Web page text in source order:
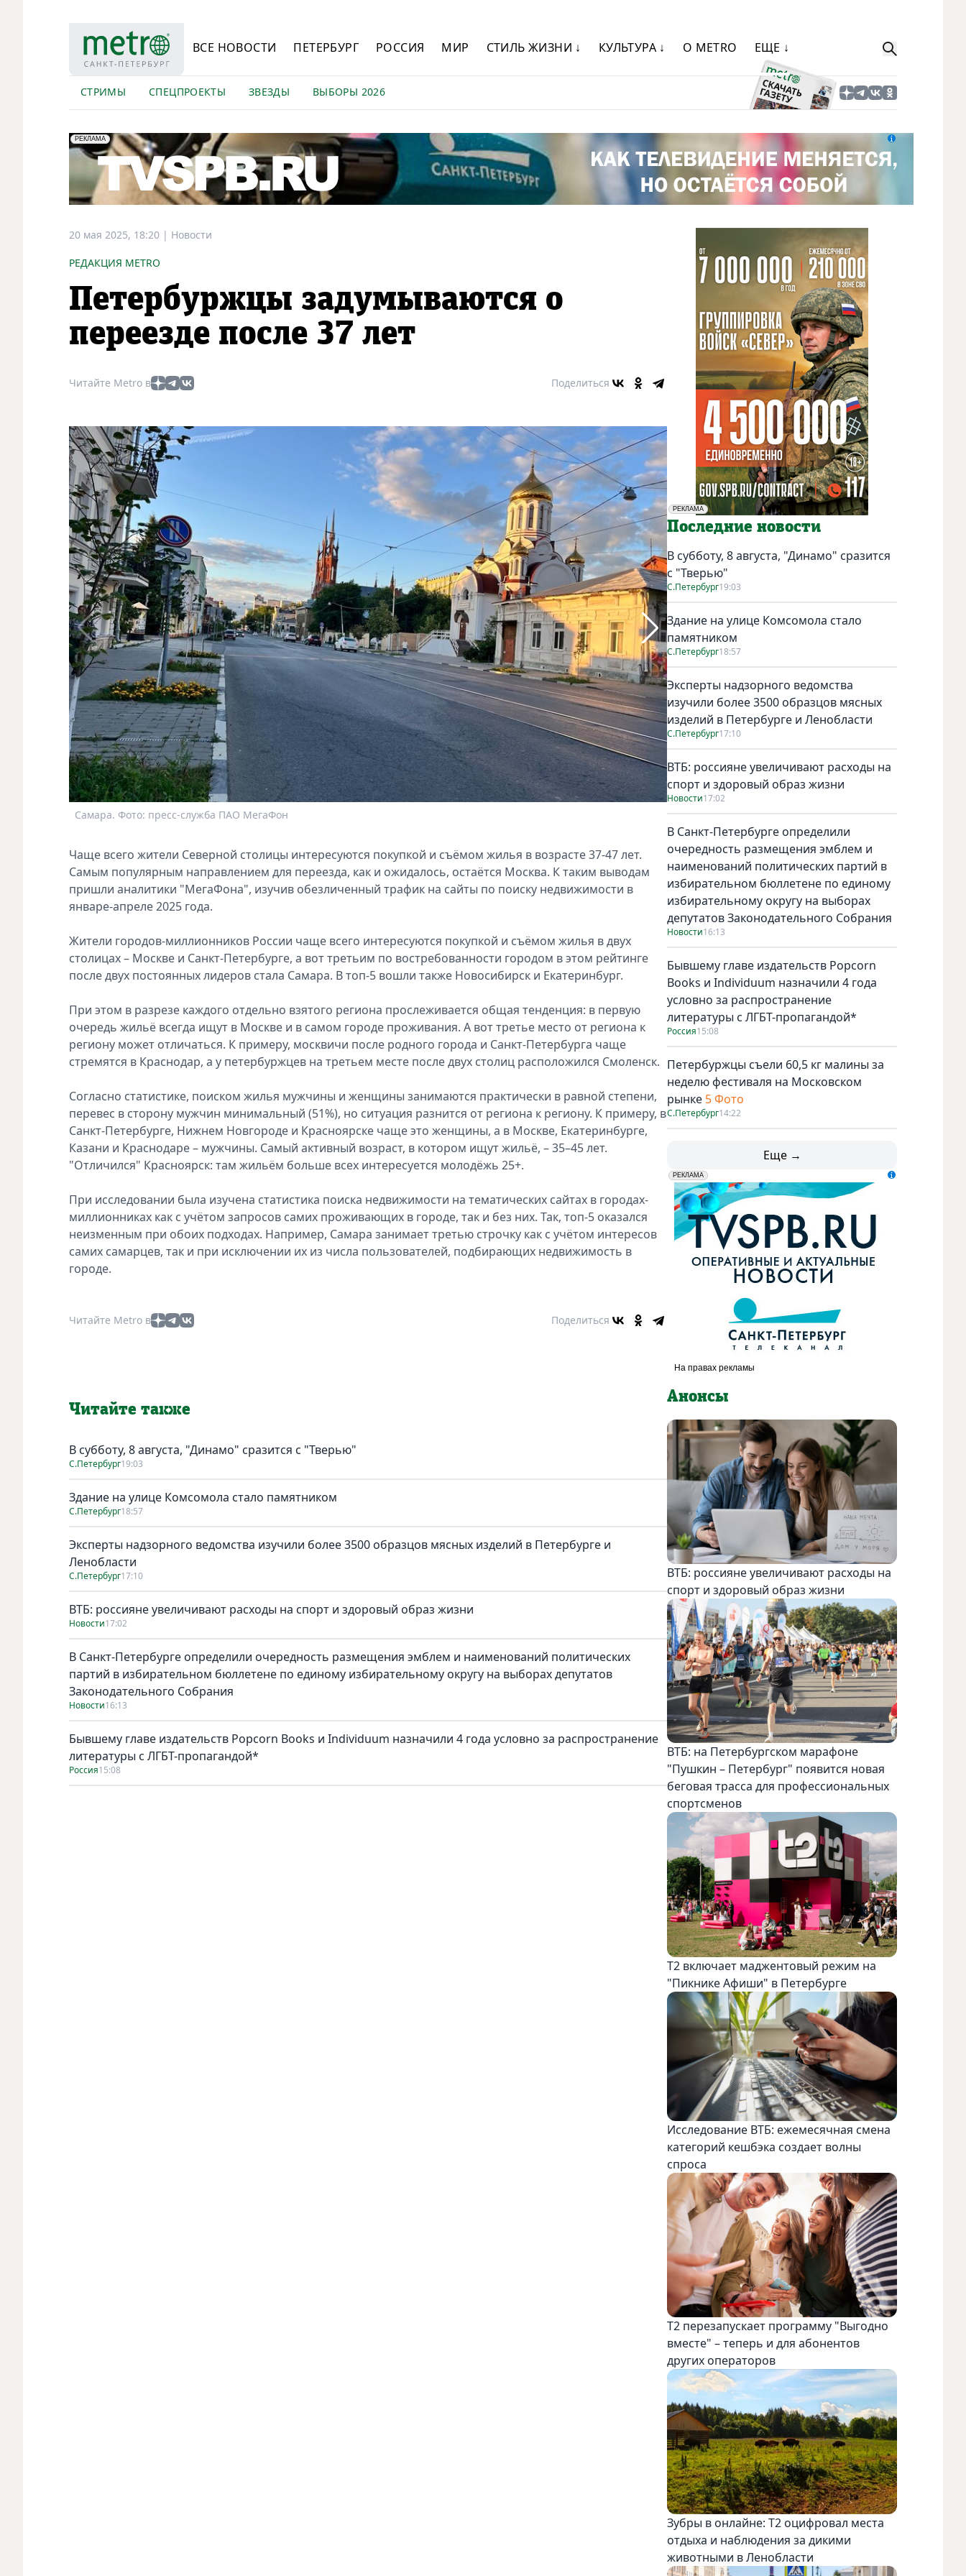
ВСЕ НОВОСТИ ПЕТЕРБУРГ РОССИЯ МИР СТИЛЬ ЖИЗНИ ↓ КУЛЬТУРА ↓ О METRO ЕЩЕ ↓
СТРИМЫ СПЕЦПРОЕКТЫ ЗВЕЗДЫ ВЫБОРЫ 2026
erid: LdtCK5Efv
РЕКЛАМА
АО "ГАТР", ИНН: 7841320717
20 мая 2025, 18:20 | Новости
РЕДАКЦИЯ METRO
Петербуржцы задумываются о
переезде после 37 лет
Читайте Metro в Поделиться
Самара. Фото: пресс-служба ПАО МегаФон Самара. Фото: пресс-служба ПАО МегаФон
Чаще всего жители Северной столицы интересуются покупкой и съёмом жилья в возрасте 37-47 лет.
Самым популярным направлением для переезда, как и ожидалось, остаётся Москва. К таким выводам
пришли аналитики "МегаФона", изучив обезличенный трафик на сайты по поиску недвижимости в
январе-апреле 2025 года.
Жители городов-миллионников России чаще всего интересуются покупкой и съёмом жилья в двух
столицах – Москве и Санкт-Петербурге, а вот третьим по востребованности городом в этом рейтинге
после двух постоянных лидеров стала Самара. В топ-5 вошли также Новосибирск и Екатеринбург.
При этом в разрезе каждого отдельно взятого региона прослеживается общая тенденция: в первую
очередь жильё всегда ищут в Москве и в самом городе проживания. А вот третье место от региона к
региону может отличаться. К примеру, москвичи после родного города и Санкт-Петербурга чаще
стремятся в Краснодар, а у петербуржцев на третьем месте после двух столиц расположился Смоленск.
Согласно статистике, поиском жилья мужчины и женщины занимаются практически в равной степени,
перевес в сторону мужчин минимальный (51%), но ситуация разнится от региона к региону. К примеру, в
Санкт-Петербурге, Нижнем Новгороде и Красноярске чаще это женщины, а в Москве, Екатеринбурге,
Казани и Краснодаре – мужчины. Самый активный возраст, в котором ищут жильё, – 35–45 лет.
"Отличился" Красноярск: там жильём больше всех интересуется молодёжь 25+.
При исследовании была изучена статистика поиска недвижимости на тематических сайтах в городах-
миллионниках как с учётом запросов самих проживающих в городе, так и без них. Так, топ-5 оказался
неизменным при обоих подходах. Например, Самара занимает третью строчку как с учётом интересов
самих самарцев, так и при исключении их из числа пользователей, подбирающих недвижимость в
городе.
Читайте Metro в Поделиться
Читайте также
В субботу, 8 августа, "Динамо" сразится с "Тверью"
С.Петербург19:03
Здание на улице Комсомола стало памятником
С.Петербург18:57
Эксперты надзорного ведомства изучили более 3500 образцов мясных изделий в Петербурге и
Ленобласти
С.Петербург17:10
ВТБ: россияне увеличивают расходы на спорт и здоровый образ жизни
Новости17:02
В Санкт-Петербурге определили очередность размещения эмблем и наименований политических
партий в избирательном бюллетене по единому избирательному округу на выборах депутатов
Законодательного Собрания
Новости16:13
Бывшему главе издательств Popcorn Books и Individuum назначили 4 года условно за распространение
литературы с ЛГБТ-пропагандой*
Россия15:08
РЕКЛАМА
Социальная реклама
Последние новости
В субботу, 8 августа, "Динамо" сразится
с "Тверью"
С.Петербург19:03
Здание на улице Комсомола стало
памятником
С.Петербург18:57
Эксперты надзорного ведомства
изучили более 3500 образцов мясных
изделий в Петербурге и Ленобласти
С.Петербург17:10
ВТБ: россияне увеличивают расходы на
спорт и здоровый образ жизни
Новости17:02
В Санкт-Петербурге определили
очередность размещения эмблем и
наименований политических партий в
избирательном бюллетене по единому
избирательному округу на выборах
депутатов Законодательного Собрания
Новости16:13
Бывшему главе издательств Popcorn
Books и Individuum назначили 4 года
условно за распространение
литературы с ЛГБТ-пропагандой*
Россия15:08
Петербуржцы съели 60,5 кг малины за
неделю фестиваля на Московском
рынке 5 Фото
С.Петербург14:22
Еще →
erid: LdtCK5udn
РЕКЛАМА
АО "ГАТР", ИНН: 7841320717
Анонсы
ВТБ: россияне увеличивают расходы на
спорт и здоровый образ жизни
ВТБ: на Петербургском марафоне
"Пушкин – Петербург" появится новая
беговая трасса для профессиональных
спортсменов
Т2 включает маджентовый режим на
"Пикнике Афиши" в Петербурге
Исследование ВТБ: ежемесячная смена
категорий кешбэка создает волны
спроса
Т2 перезапускает программу "Выгодно
вместе" – теперь и для абонентов
других операторов
Зубры в онлайне: Т2 оцифровал места
отдыха и наблюдения за дикими
животными в Ленобласти